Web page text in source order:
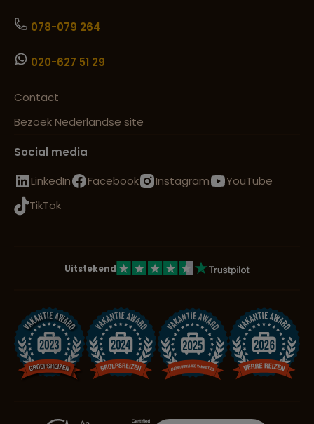
078-079 264
020-627 51 29
Contact
Bezoek Nederlandse site
Social media
LinkedIn
Facebook Instagram
YouTube
TikTok
Uitstekend